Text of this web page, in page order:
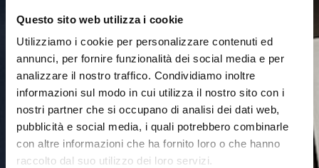
Questo sito web utilizza i cookie
Utilizziamo i cookie per personalizzare contenuti ed
annunci, per fornire funzionalità dei social media e per
analizzare il nostro traffico. Condividiamo inoltre
informazioni sul modo in cui utilizza il nostro sito con i
nostri partner che si occupano di analisi dei dati web,
pubblicità e social media, i quali potrebbero combinarle
con altre informazioni che ha fornito loro o che hanno
raccolto dal suo utilizzo dei loro servizi.